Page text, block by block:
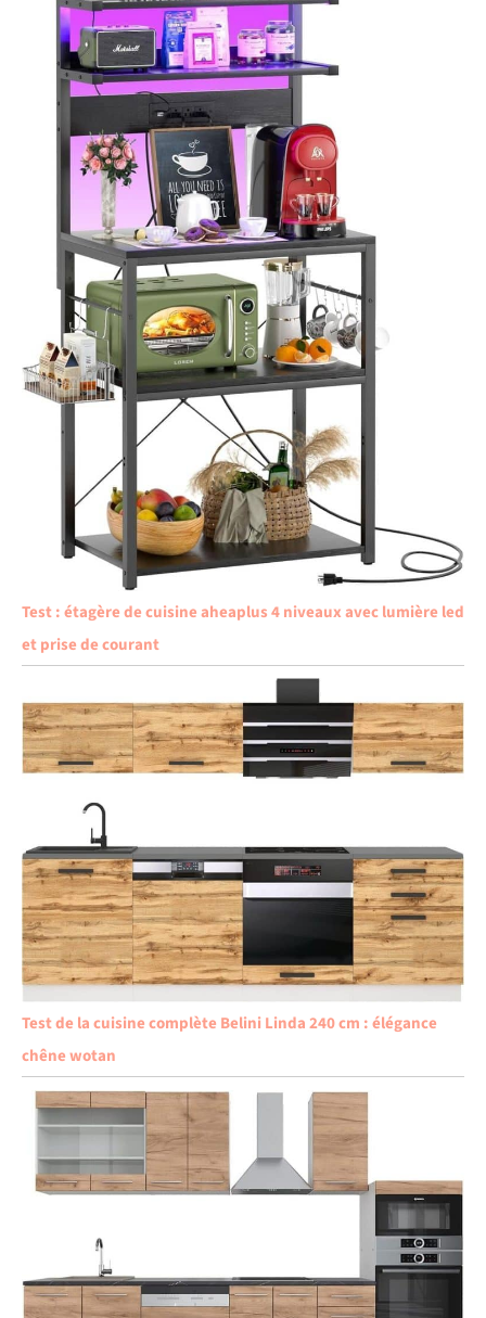
Test : étagère de cuisine aheaplus 4 niveaux avec lumière led
et prise de courant
Test de la cuisine complète Belini Linda 240 cm : élégance
chêne wotan